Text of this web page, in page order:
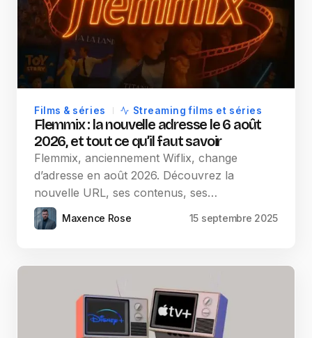
Films & séries Streaming films et séries
Flemmix : la nouvelle adresse le 6 août
2026, et tout ce qu’il faut savoir
Flemmix, anciennement Wiflix, change
d’adresse en août 2026. Découvrez la
nouvelle URL, ses contenus, ses…
Maxence Rose 15 septembre 2025